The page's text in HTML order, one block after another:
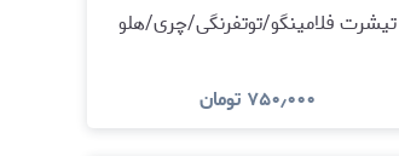
تیشرت فلامینگو/توتفرنگی/چری/هلو
۷۵۰٫۰۰۰ تومان